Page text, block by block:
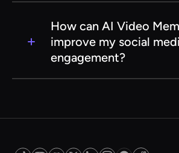
short span of time.
Generator so you can explore its
capabilities before committing
subscription. This allows you to
How can AI Video
improve my social
engagement?
significantly boost your social
capturing attention, driving